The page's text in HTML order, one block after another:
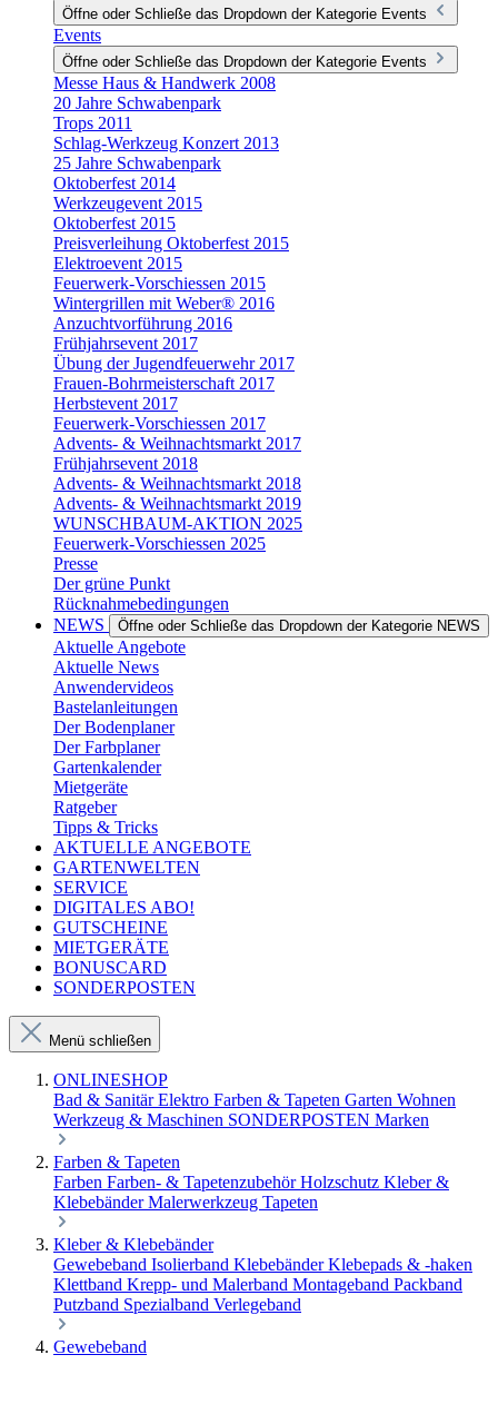
Öffne oder Schließe das Dropdown der Kategorie Events
Events
Öffne oder Schließe das Dropdown der Kategorie Events
Messe Haus & Handwerk 2008
20 Jahre Schwabenpark
Trops 2011
Schlag-Werkzeug Konzert 2013
25 Jahre Schwabenpark
Oktoberfest 2014
Werkzeugevent 2015
Oktoberfest 2015
Preisverleihung Oktoberfest 2015
Elektroevent 2015
Feuerwerk-Vorschiessen 2015
Wintergrillen mit Weber® 2016
Anzuchtvorführung 2016
Frühjahrsevent 2017
Übung der Jugendfeuerwehr 2017
Frauen-Bohrmeisterschaft 2017
Herbstevent 2017
Feuerwerk-Vorschiessen 2017
Advents- & Weihnachtsmarkt 2017
Frühjahrsevent 2018
Advents- & Weihnachtsmarkt 2018
Advents- & Weihnachtsmarkt 2019
WUNSCHBAUM-AKTION 2025
Feuerwerk-Vorschiessen 2025
Presse
Der grüne Punkt
Rücknahmebedingungen
NEWS
Öffne oder Schließe das Dropdown der Kategorie NEWS
Aktuelle Angebote
Aktuelle News
Anwendervideos
Bastelanleitungen
Der Bodenplaner
Der Farbplaner
Gartenkalender
Mietgeräte
Ratgeber
Tipps & Tricks
AKTUELLE ANGEBOTE
GARTENWELTEN
SERVICE
DIGITALES ABO!
GUTSCHEINE
MIETGERÄTE
BONUSCARD
SONDERPOSTEN
Menü schließen
ONLINESHOP
Bad & SanitärElektro Farben & Tapeten Garten Wohnen
Werkzeug & Maschinen SONDERPOSTEN Marken
Farben & Tapeten
Farben Farben- & TapetenzubehörHolzschutz Kleber &
KlebebänderMalerwerkzeug Tapeten
Kleber & Klebebänder
Gewebeband Isolierband KlebebänderKlebepads & -haken
Klettband Krepp- und Malerband Montageband Packband
Putzband Spezialband Verlegeband
Gewebeband